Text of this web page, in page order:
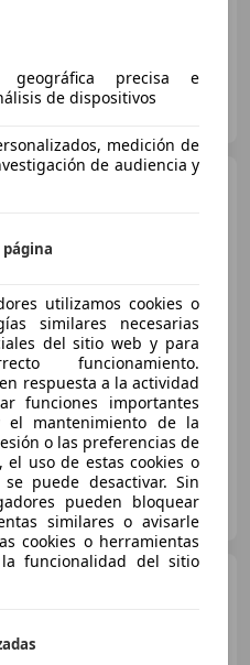
Porsche Cayenne
Súperoferta
Gasolina
geográfica precisa e
de dispositivos
medición de
de audiencia y
página
utilizamos cookies o
similares necesarias
del sitio web y para
funcionamiento.
respuesta a la actividad
funciones importantes
el mantenimiento de la
o las preferencias de
uso de estas cookies o
puede desactivar. Sin
pueden bloquear
similares o avisarle
cookies o herramientas
funcionalidad del sitio